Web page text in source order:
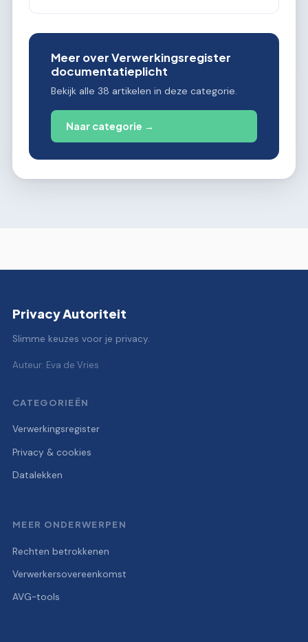
Meer over Verwerkingsregister
documentatieplicht
Bekijk alle 38 artikelen in deze categorie.
Naar categorie →
Privacy Autoriteit
Slimme keuzes voor je privacy.
Auteur: Eva de Vries
CATEGORIEËN
Verwerkingsregister
Privacy & cookies
Datalekken
MEER ONDERWERPEN
Rechten betrokkenen
Verwerkersovereenkomst
AVG-tools